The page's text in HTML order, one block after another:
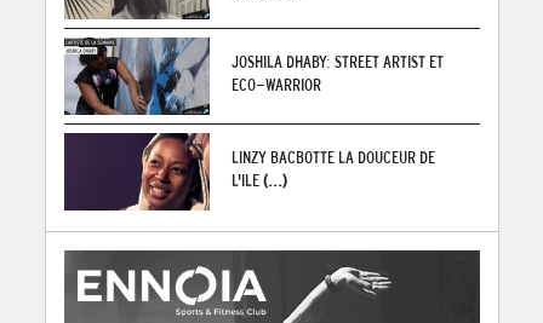
JOSHILA DHABY: STREET ARTIST ET
ECO-WARRIOR
LINZY BACBOTTE LA DOUCEUR DE
L'ILE(...)